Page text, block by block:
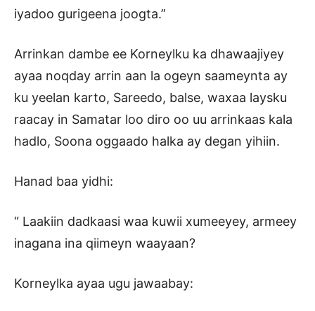
iyadoo gurigeena joogta.”
Arrinkan dambe ee Korneylku ka dhawaajiyey
ayaa noqday arrin aan la ogeyn saameynta ay
ku yeelan karto, Sareedo, balse, waxaa laysku
raacay in Samatar loo diro oo uu arrinkaas kala
hadlo, Soona oggaado halka ay degan yihiin.
Hanad baa yidhi:
“ Laakiin dadkaasi waa kuwii xumeeyey, armeey
inagana ina qiimeyn waayaan?
Korneylka ayaa ugu jawaabay: